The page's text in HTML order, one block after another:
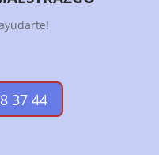
37 44